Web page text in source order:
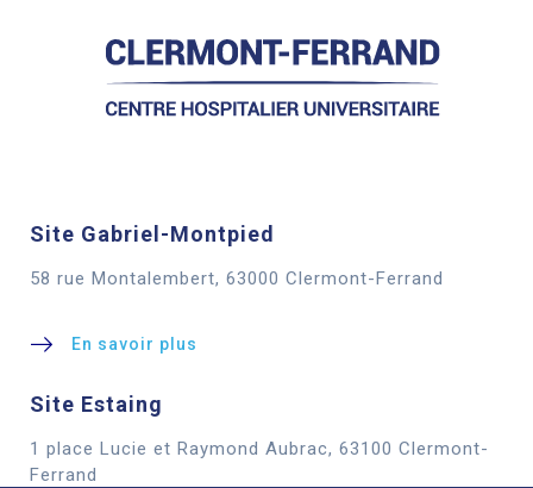
Site Gabriel-Montpied
58 rue Montalembert, 63000 Clermont-Ferrand
En savoir plus
Site Estaing
1 place Lucie et Raymond Aubrac, 63100 Clermont-
Ferrand